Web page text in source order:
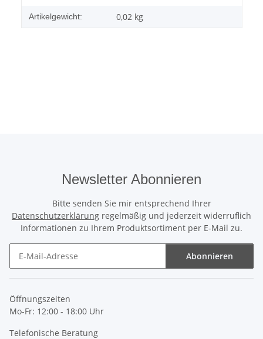
Artikelgewicht: 0,02 kg
Newsletter Abonnieren
Bitte senden Sie mir entsprechend Ihrer
Datenschutzerklärung regelmäßig und jederzeit widerruflich
Informationen zu Ihrem Produktsortiment per E-Mail zu.
Abonnieren
Öffnungszeiten
Mo-Fr: 12:00 - 18:00 Uhr
Telefonische Beratung